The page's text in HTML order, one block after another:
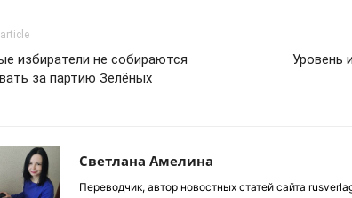
избиратели не собираются
за партию Зелёных
Уровень
Светлана Амелина
Переводчик, автор новостных статей сайта